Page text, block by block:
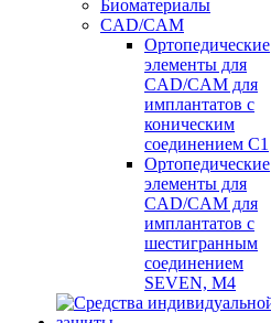
Биоматериалы
CAD/CAM
Ортопедические
элементы для
CAD/CAM для
имплантатов с
коническим
соединением С1
Ортопедические
элементы для
CAD/CAM для
имплантатов с
шестигранным
соединением
SEVEN, М4